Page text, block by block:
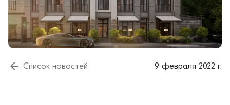
Список новостей 9 февраля 2022 г.